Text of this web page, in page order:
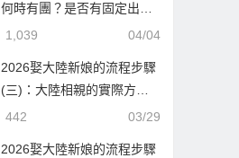
何時有團？是否有固定出團
日期？
04/04
1,039
2026娶大陸新娘的流程步驟
(三)：大陸相親的實際方式
與流程！
03/29
442
2026娶大陸新娘的流程步驟